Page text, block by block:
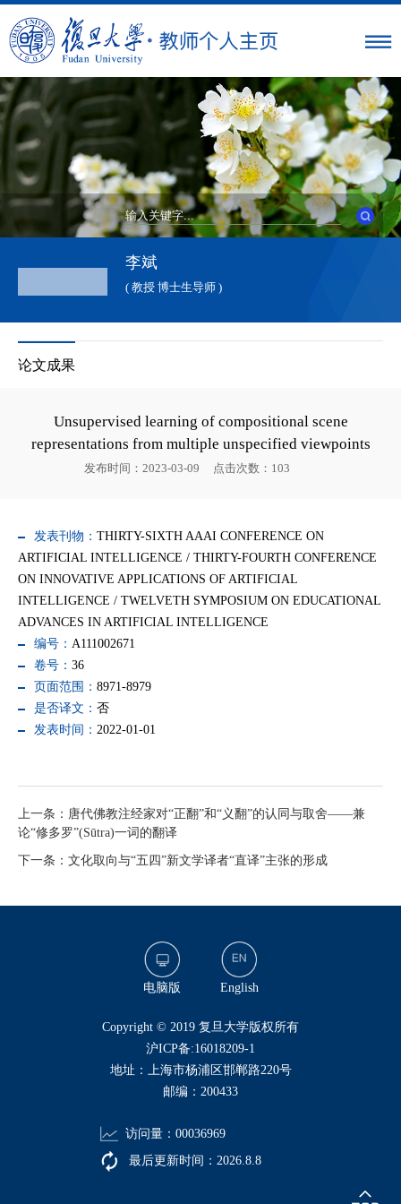
李斌
( 教授 博士生导师 )
论文成果
Unsupervised learning of compositional scene
representations from multiple unspecified viewpoints
发布时间：2023-03-09 点击次数： 103
发表刊物： THIRTY-SIXTH AAAI CONFERENCE ON
ARTIFICIAL INTELLIGENCE / THIRTY-FOURTH CONFERENCE
ON INNOVATIVE APPLICATIONS OF ARTIFICIAL
INTELLIGENCE / TWELVETH SYMPOSIUM ON EDUCATIONAL
ADVANCES IN ARTIFICIAL INTELLIGENCE
编号： A111002671
卷号： 36
页面范围： 8971-8979
是否译文： 否
发表时间： 2022-01-01
上一条：唐代佛教注经家对“正翻”和“义翻”的认同与取舍——兼
论“修多罗”(Sūtra)一词的翻译
下一条：文化取向与“五四”新文学译者“直译”主张的形成
电脑版 English
​Copyright © 2019 复旦大学版权所有
沪ICP备:16018209-1
地址：上海市杨浦区邯郸路220号
邮编：200433
访问量： 00036969
最后更新时间： 2026 8 8